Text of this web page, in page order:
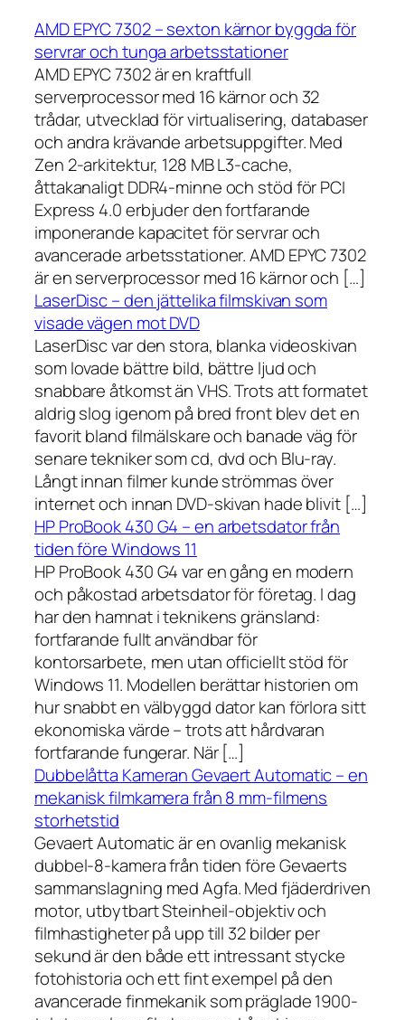
AMD EPYC 7302 – sexton kärnor byggda för
servrar och tunga arbetsstationer
AMD EPYC 7302 är en kraftfull
serverprocessor med 16 kärnor och 32
trådar, utvecklad för virtualisering, databaser
och andra krävande arbetsuppgifter. Med
Zen 2-arkitektur, 128 MB L3-cache,
åttakanaligt DDR4-minne och stöd för PCI
Express 4.0 erbjuder den fortfarande
imponerande kapacitet för servrar och
avancerade arbetsstationer. AMD EPYC 7302
är en serverprocessor med 16 kärnor och […]
LaserDisc – den jättelika filmskivan som
visade vägen mot DVD
LaserDisc var den stora, blanka videoskivan
som lovade bättre bild, bättre ljud och
snabbare åtkomst än VHS. Trots att formatet
aldrig slog igenom på bred front blev det en
favorit bland filmälskare och banade väg för
senare tekniker som cd, dvd och Blu-ray.
Långt innan filmer kunde strömmas över
internet och innan DVD-skivan hade blivit […]
HP ProBook 430 G4 – en arbetsdator från
tiden före Windows 11
HP ProBook 430 G4 var en gång en modern
och påkostad arbetsdator för företag. I dag
har den hamnat i teknikens gränsland:
fortfarande fullt användbar för
kontorsarbete, men utan officiellt stöd för
Windows 11. Modellen berättar historien om
hur snabbt en välbyggd dator kan förlora sitt
ekonomiska värde – trots att hårdvaran
fortfarande fungerar. När […]
Dubbelåtta Kameran Gevaert Automatic – en
mekanisk filmkamera från 8 mm-filmens
storhetstid
Gevaert Automatic är en ovanlig mekanisk
dubbel-8-kamera från tiden före Gevaerts
sammanslagning med Agfa. Med fjäderdriven
motor, utbytbart Steinheil-objektiv och
filmhastigheter på upp till 32 bilder per
sekund är den både ett intressant stycke
fotohistoria och ett fint exempel på den
avancerade finmekanik som präglade 1900-